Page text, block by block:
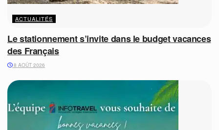
ACTUALITÉS
Le stationnement s’invite dans le budget vacances
des Français
8 AOÛT 2026